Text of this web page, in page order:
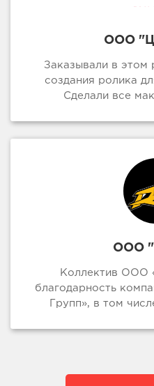
ООО
Заказывали в этом
создания ролика
Сделали все
ООО
Коллектив ООО
благодарность
Групп», в том